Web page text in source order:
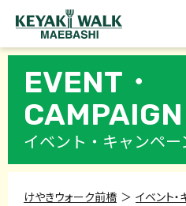
EVENT・
CAMPAIGN
イベント・キャンペー
けやきウォーク前橋 イベント